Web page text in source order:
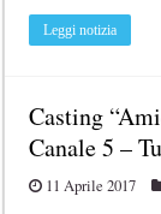
Leggi notizia
Casting
Canale 5 –
11 Aprile 2017